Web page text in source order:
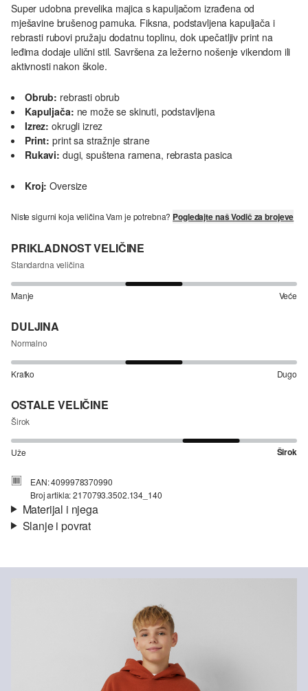
Super udobna prevelika majica s kapuljačom izrađena od
mješavine brušenog pamuka. Fiksna, podstavljena kapuljača i
rebrasti rubovi pružaju dodatnu toplinu, dok upečatljiv print na
leđima dodaje ulični stil. Savršena za ležerno nošenje vikendom ili
aktivnosti nakon škole.
Obrub: rebrasti obrub
Kapuljača: ne može se skinuti, podstavljena
Izrez: okrugli izrez
Print: print sa stražnje strane
Rukavi: dugi, spuštena ramena, rebrasta pasica
Kroj: Oversize
Niste sigurni koja veličina Vam je potrebna? Pogledajte naš Vodič za brojeve
PRIKLADNOST VELIČINE
Standardna veličina
Manje Veće
DULJINA
Normalno
Kratko Dugo
OSTALE VELIČINE
Širok
Uže Širok
EAN: 4099978370990
Broj artikla: 2170793.3502.134_140
Materijal i njega
Materijal: mješavina pamuka
Nije prikladno za izbjeljivanje sredstvom na bazi klora
Slanje i povrat
Vaša će narudžba biti poslana u roku od 4-8 radna dana putem
Hrvatska pošta-a. Standardna dostava košta 4,95 €.